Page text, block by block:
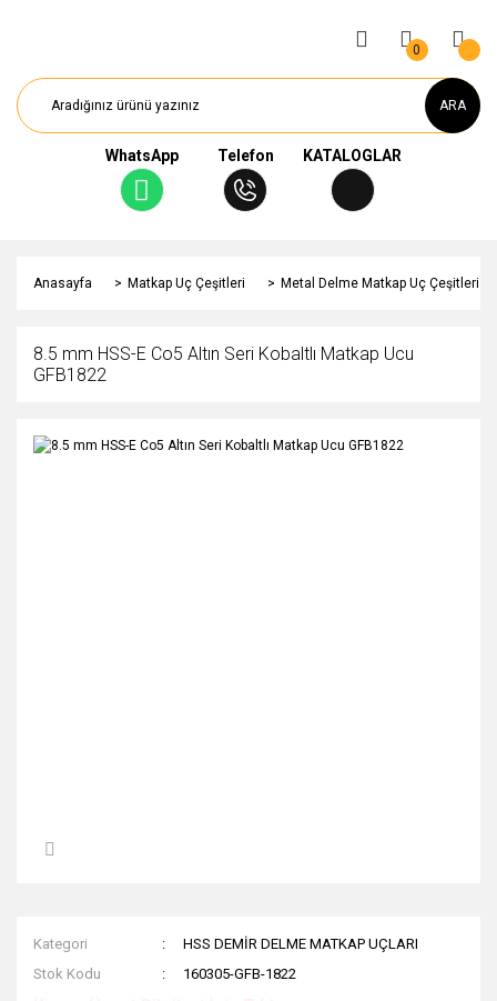
ARA
WhatsApp Telefon KATALOGLAR
0
Anasayfa Matkap Uç Çeşitleri Metal Delme Matkap Uç Çeşitleri
8.5 mm HSS-E Co5 Altın Seri Kobaltlı Matkap Ucu
GFB1822
Kategori
HSS DEMİR DELME MATKAP UÇLARI
Stok Kodu
160305-GFB-1822